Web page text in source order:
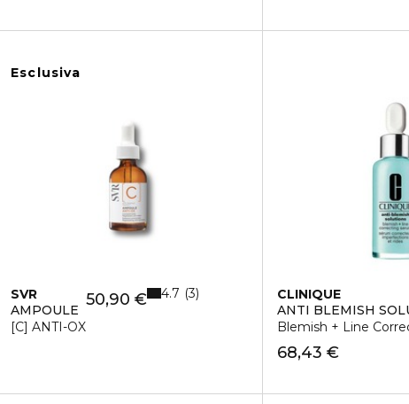
Esclusiva
SVR
AMPOULE
[C] ANTI-OX
50,90 € 4.7 3
CLINIQUE
ANTI BLEMISH
Blemish + Line
68,43 €